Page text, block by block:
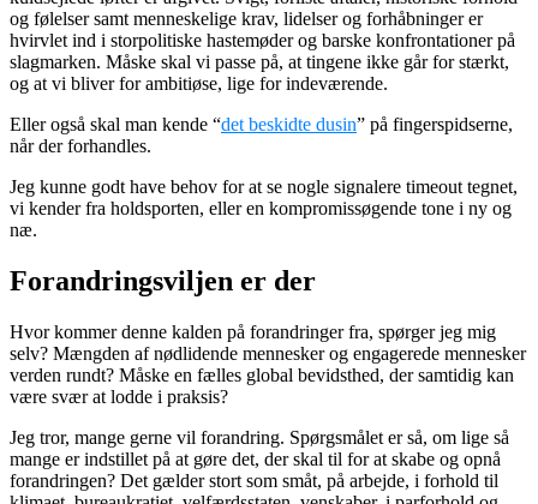
og følelser samt menneskelige krav, lidelser og forhåbninger er
hvirvlet ind i storpolitiske hastemøder og barske konfrontationer på
slagmarken. Måske skal vi passe på, at tingene ikke går for stærkt,
og at vi bliver for ambitiøse, lige for indeværende.
Eller også skal man kende “det beskidte dusin” på fingerspidserne,
når der forhandles.
Jeg kunne godt have behov for at se nogle signalere timeout tegnet,
vi kender fra holdsporten, eller en kompromissøgende tone i ny og
næ.
Forandringsviljen er der
Hvor kommer denne kalden på forandringer fra, spørger jeg mig
selv? Mængden af nødlidende mennesker og engagerede mennesker
verden rundt? Måske en fælles global bevidsthed, der samtidig kan
være svær at lodde i praksis?
Jeg tror, mange gerne vil forandring. Spørgsmålet er så, om lige så
mange er indstillet på at gøre det, der skal til for at skabe og opnå
forandringen? Det gælder stort som småt, på arbejde, i forhold til